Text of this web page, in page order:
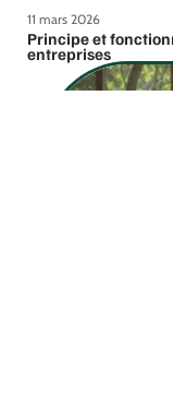
11 mars 2026
Principe et
entreprises